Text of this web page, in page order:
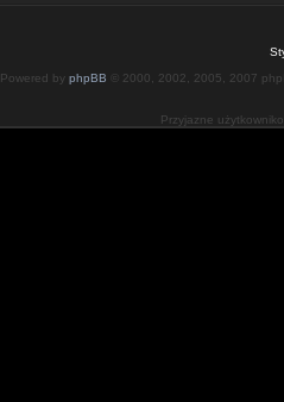
Powered by phpBB © 2000, 2002, 2005, 2007
Przyjazne